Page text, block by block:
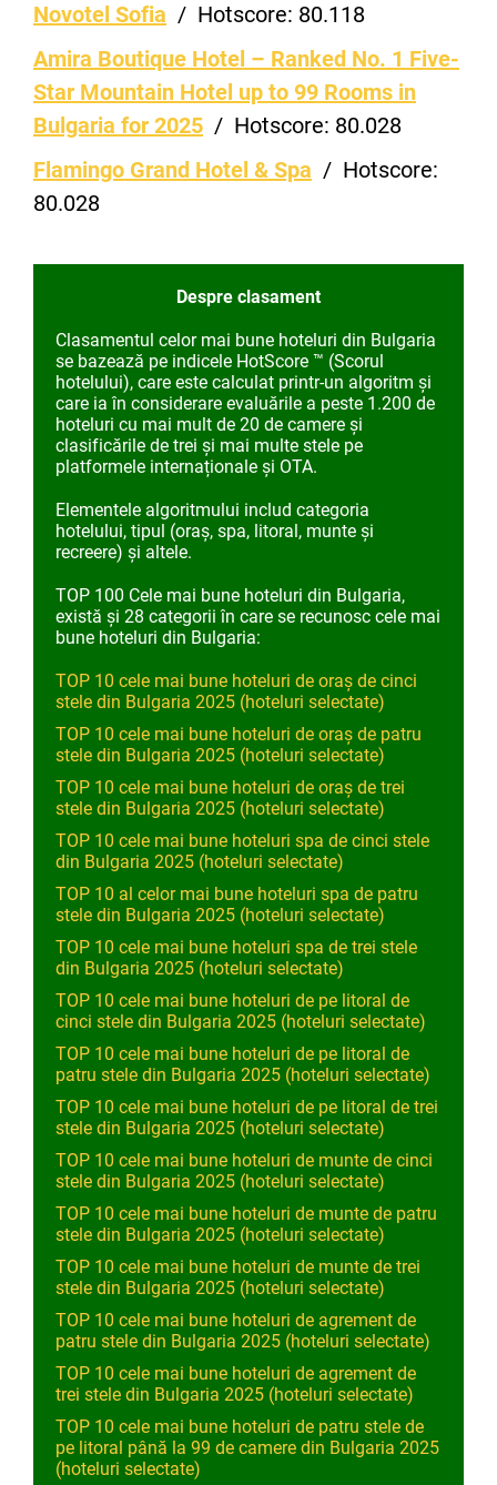
Novotel Sofia / Hotscore: 80.118
Amira Boutique Hotel – Ranked No. 1 Five-
Star Mountain Hotel up to 99 Rooms in
Bulgaria for 2025 / Hotscore: 80.028
Flamingo Grand Hotel & Spa / Hotscore:
80.028
Despre clasament
Clasamentul celor mai bune hoteluri din Bulgaria
se bazează pe indicele HotScore ™ (Scorul
hotelului), care este calculat printr-un algoritm și
care ia în considerare evaluările a peste 1.200 de
hoteluri cu mai mult de 20 de camere și
clasificările de trei și mai multe stele pe
platformele internaționale și OTA.
Elementele algoritmului includ categoria
hotelului, tipul (oraș, spa, litoral, munte și
recreere) și altele.
TOP 100 Cele mai bune hoteluri din Bulgaria,
există și 28 categorii în care se recunosc cele mai
bune hoteluri din Bulgaria:
TOP 10 cele mai bune hoteluri de oraș de cinci
stele din Bulgaria 2025 (hoteluri selectate)
TOP 10 cele mai bune hoteluri de oraș de patru
stele din Bulgaria 2025 (hoteluri selectate)
TOP 10 cele mai bune hoteluri de oraș de trei
stele din Bulgaria 2025 (hoteluri selectate)
TOP 10 cele mai bune hoteluri spa de cinci stele
din Bulgaria 2025 (hoteluri selectate)
TOP 10 al celor mai bune hoteluri spa de patru
stele din Bulgaria 2025 (hoteluri selectate)
TOP 10 cele mai bune hoteluri spa de trei stele
din Bulgaria 2025 (hoteluri selectate)
TOP 10 cele mai bune hoteluri de pe litoral de
cinci stele din Bulgaria 2025 (hoteluri selectate)
TOP 10 cele mai bune hoteluri de pe litoral de
patru stele din Bulgaria 2025 (hoteluri selectate)
TOP 10 cele mai bune hoteluri de pe litoral de trei
stele din Bulgaria 2025 (hoteluri selectate)
TOP 10 cele mai bune hoteluri de munte de cinci
stele din Bulgaria 2025 (hoteluri selectate)
TOP 10 cele mai bune hoteluri de munte de patru
stele din Bulgaria 2025 (hoteluri selectate)
TOP 10 cele mai bune hoteluri de munte de trei
stele din Bulgaria 2025 (hoteluri selectate)
TOP 10 cele mai bune hoteluri de agrement de
patru stele din Bulgaria 2025 (hoteluri selectate)
TOP 10 cele mai bune hoteluri de agrement de
trei stele din Bulgaria 2025 (hoteluri selectate)
TOP 10 cele mai bune hoteluri de patru stele de
pe litoral până la 99 de camere din Bulgaria 2025
(hoteluri selectate)